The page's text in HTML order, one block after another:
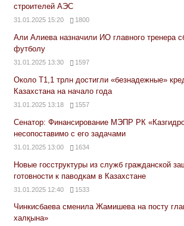
строителей АЭС
31.01.2025 15:20 1800
Али Алиева назначили ИО главного тренера
футболу
31.01.2025 13:30 1597
Около Т1,1 трлн достигли «безнадежные»
Казахстана на начало года
31.01.2025 13:18 1557
Сенатор: Финансирование МЭПР РК
несопоставимо с его задачами
31.01.2025 13:00 1634
Новые госструктуры из служб гражданской
готовности к паводкам в Казахстане
31.01.2025 12:40 1533
Чинкисбаева сменила Жамишева на посту
халқына»